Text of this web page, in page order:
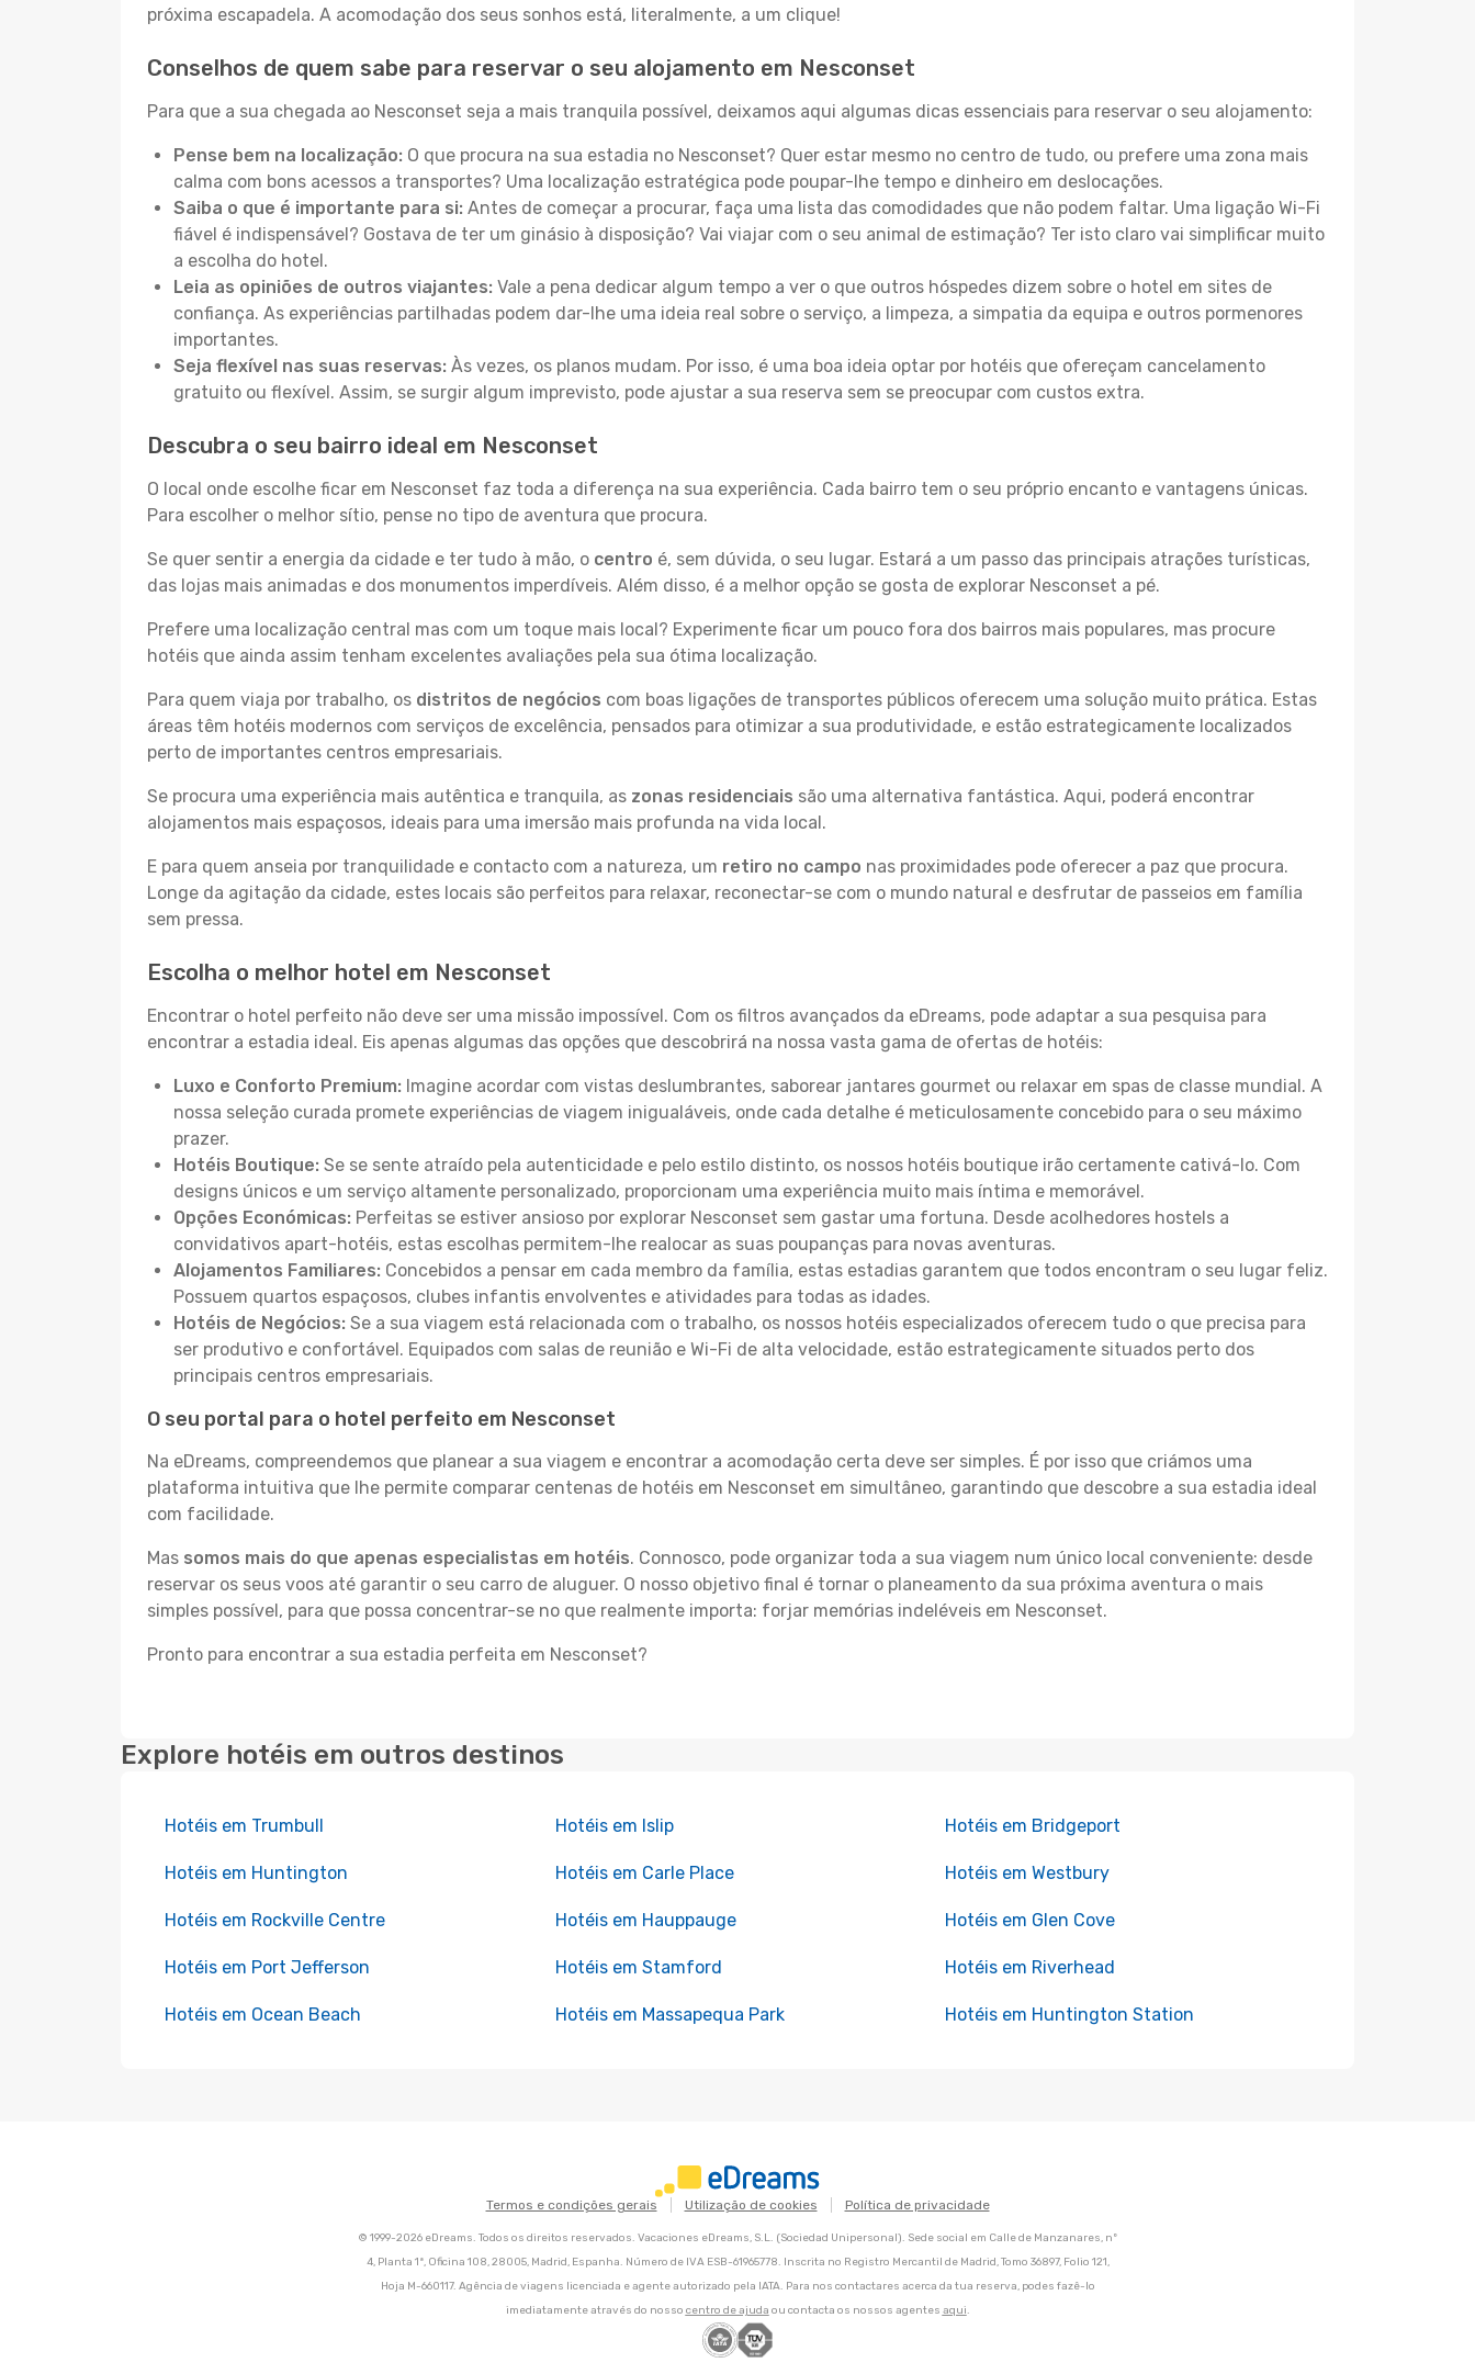
próxima escapadela. A acomodação dos seus sonhos está, literalmente, a um clique!
Conselhos de quem sabe para reservar o seu alojamento em Nesconset
Para que a sua chegada ao Nesconset seja a mais tranquila possível, deixamos aqui algumas dicas essenciais para reservar o seu alojamento:
Pense bem na localização: O que procura na sua estadia no Nesconset? Quer estar mesmo no centro de tudo, ou prefere uma zona mais
calma com bons acessos a transportes? Uma localização estratégica pode poupar-lhe tempo e dinheiro em deslocações.
Saiba o que é importante para si: Antes de começar a procurar, faça uma lista das comodidades que não podem faltar. Uma ligação Wi-Fi
fiável é indispensável? Gostava de ter um ginásio à disposição? Vai viajar com o seu animal de estimação? Ter isto claro vai simplificar muito
a escolha do hotel.
Leia as opiniões de outros viajantes: Vale a pena dedicar algum tempo a ver o que outros hóspedes dizem sobre o hotel em sites de
confiança. As experiências partilhadas podem dar-lhe uma ideia real sobre o serviço, a limpeza, a simpatia da equipa e outros pormenores
importantes.
Seja flexível nas suas reservas: Às vezes, os planos mudam. Por isso, é uma boa ideia optar por hotéis que ofereçam cancelamento
gratuito ou flexível. Assim, se surgir algum imprevisto, pode ajustar a sua reserva sem se preocupar com custos extra.
Descubra o seu bairro ideal em Nesconset
O local onde escolhe ficar em Nesconset faz toda a diferença na sua experiência. Cada bairro tem o seu próprio encanto e vantagens únicas.
Para escolher o melhor sítio, pense no tipo de aventura que procura.
Se quer sentir a energia da cidade e ter tudo à mão, o centro é, sem dúvida, o seu lugar. Estará a um passo das principais atrações turísticas,
das lojas mais animadas e dos monumentos imperdíveis. Além disso, é a melhor opção se gosta de explorar Nesconset a pé.
Prefere uma localização central mas com um toque mais local? Experimente ficar um pouco fora dos bairros mais populares, mas procure
hotéis que ainda assim tenham excelentes avaliações pela sua ótima localização.
Para quem viaja por trabalho, os distritos de negócios com boas ligações de transportes públicos oferecem uma solução muito prática. Estas
áreas têm hotéis modernos com serviços de excelência, pensados para otimizar a sua produtividade, e estão estrategicamente localizados
perto de importantes centros empresariais.
Se procura uma experiência mais autêntica e tranquila, as zonas residenciais são uma alternativa fantástica. Aqui, poderá encontrar
alojamentos mais espaçosos, ideais para uma imersão mais profunda na vida local.
E para quem anseia por tranquilidade e contacto com a natureza, um retiro no campo nas proximidades pode oferecer a paz que procura.
Longe da agitação da cidade, estes locais são perfeitos para relaxar, reconectar-se com o mundo natural e desfrutar de passeios em família
sem pressa.
Escolha o melhor hotel em Nesconset
Encontrar o hotel perfeito não deve ser uma missão impossível. Com os filtros avançados da eDreams, pode adaptar a sua pesquisa para
encontrar a estadia ideal. Eis apenas algumas das opções que descobrirá na nossa vasta gama de ofertas de hotéis:
Luxo e Conforto Premium: Imagine acordar com vistas deslumbrantes, saborear jantares gourmet ou relaxar em spas de classe mundial. A
nossa seleção curada promete experiências de viagem inigualáveis, onde cada detalhe é meticulosamente concebido para o seu máximo
prazer.
Hotéis Boutique: Se se sente atraído pela autenticidade e pelo estilo distinto, os nossos hotéis boutique irão certamente cativá-lo. Com
designs únicos e um serviço altamente personalizado, proporcionam uma experiência muito mais íntima e memorável.
Opções Económicas: Perfeitas se estiver ansioso por explorar Nesconset sem gastar uma fortuna. Desde acolhedores hostels a
convidativos apart-hotéis, estas escolhas permitem-lhe realocar as suas poupanças para novas aventuras.
Alojamentos Familiares: Concebidos a pensar em cada membro da família, estas estadias garantem que todos encontram o seu lugar feliz.
Possuem quartos espaçosos, clubes infantis envolventes e atividades para todas as idades.
Hotéis de Negócios: Se a sua viagem está relacionada com o trabalho, os nossos hotéis especializados oferecem tudo o que precisa para
ser produtivo e confortável. Equipados com salas de reunião e Wi-Fi de alta velocidade, estão estrategicamente situados perto dos
principais centros empresariais.
O seu portal para o hotel perfeito em Nesconset
Na eDreams, compreendemos que planear a sua viagem e encontrar a acomodação certa deve ser simples. É por isso que criámos uma
plataforma intuitiva que lhe permite comparar centenas de hotéis em Nesconset em simultâneo, garantindo que descobre a sua estadia ideal
com facilidade.
Mas somos mais do que apenas especialistas em hotéis. Connosco, pode organizar toda a sua viagem num único local conveniente: desde
reservar os seus voos até garantir o seu carro de aluguer. O nosso objetivo final é tornar o planeamento da sua próxima aventura o mais
simples possível, para que possa concentrar-se no que realmente importa: forjar memórias indeléveis em Nesconset.
Pronto para encontrar a sua estadia perfeita em Nesconset?
Explore hotéis em outros destinos
Hotéis em Trumbull Hotéis em Islip Hotéis em Bridgeport
Hotéis em Huntington Hotéis em Carle Place Hotéis em Westbury
Hotéis em Rockville Centre Hotéis em Hauppauge Hotéis em Glen Cove
Hotéis em Port Jefferson Hotéis em Stamford Hotéis em Riverhead
Hotéis em Ocean Beach Hotéis em Massapequa Park Hotéis em Huntington Station
Termos e condições gerais Utilização de cookies Política de privacidade
© 1999-2026 eDreams. Todos os direitos reservados. Vacaciones eDreams, S.L. (Sociedad Unipersonal). Sede social em Calle de Manzanares, nº
4, Planta 1ª, Oficina 108, 28005, Madrid, Espanha. Número de IVA ESB-61965778. Inscrita no Registro Mercantil de Madrid, Tomo 36897, Folio 121,
Hoja M-660117. Agência de viagens licenciada e agente autorizado pela IATA. Para nos contactares acerca da tua reserva, podes fazê-lo
imediatamente através do nosso centro de ajuda ou contacta os nossos agentes aqui.